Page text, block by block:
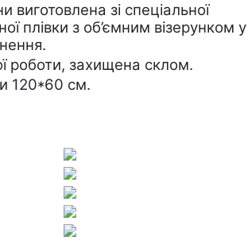
виготовлена зі спеціальної
плівки з об’ємним візерунком у
роботи, захищена склом.
120*60 см.